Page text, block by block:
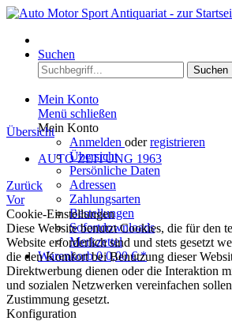
Suchen
Suchen
Mein Konto
Menü schließen
Mein Konto
Anmelden oderregistrieren
Übersicht
Persönliche Daten
Adressen
Zahlungsarten
Bestellungen
Sofortdownloads
Merkzettel
Warenkorb0 0,00 € *
Übersicht
AUTO ZEITUNG 1963
Zurück
Vor
Cookie-Einstellungen
Diese Website benutzt Cookies, die für den
Website erforderlich sind und stets gesetzt
die den Komfort bei Benutzung dieser
Direktwerbung dienen oder die Interaktion
und sozialen Netzwerken vereinfachen
Zustimmung gesetzt.
Konfiguration